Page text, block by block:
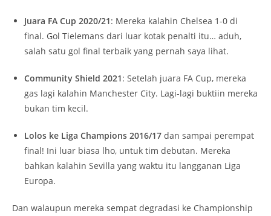
Juara FA Cup 2020/21: Mereka kalahin Chelsea 1-0 di
final. Gol Tielemans dari luar kotak penalti itu… aduh,
salah satu gol final terbaik yang pernah saya lihat.
Community Shield 2021: Setelah juara FA Cup, mereka
gas lagi kalahin Manchester City. Lagi-lagi buktiin mereka
bukan tim kecil.
Lolos ke Liga Champions 2016/17 dan sampai perempat
final! Ini luar biasa lho, untuk tim debutan. Mereka
bahkan kalahin Sevilla yang waktu itu langganan Liga
Europa.
Dan walaupun mereka sempat degradasi ke Championship